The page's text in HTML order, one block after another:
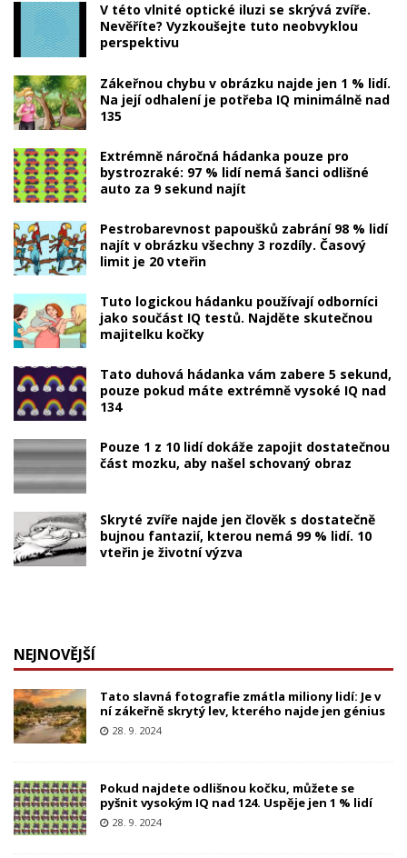
V této vlnité optické iluzi se skrývá zvíře.
Nevěříte? Vyzkoušejte tuto neobvyklou
perspektivu
Zákeřnou chybu v obrázku najde jen 1 % lidí.
Na její odhalení je potřeba IQ minimálně nad
135
Extrémně náročná hádanka pouze pro
bystrozraké: 97 % lidí nemá šanci odlišné
auto za 9 sekund najít
Pestrobarevnost papoušků zabrání 98 % lidí
najít v obrázku všechny 3 rozdíly. Časový
limit je 20 vteřin
Tuto logickou hádanku používají odborníci
jako součást IQ testů. Najděte skutečnou
majitelku kočky
Tato duhová hádanka vám zabere 5 sekund,
pouze pokud máte extrémně vysoké IQ nad
134
Pouze 1 z 10 lidí dokáže zapojit dostatečnou
část mozku, aby našel schovaný obraz
Skryté zvíře najde jen člověk s dostatečně
bujnou fantazií, kterou nemá 99 % lidí. 10
vteřin je životní výzva
NEJNOVĚJŠÍ
Tato slavná fotografie zmátla miliony lidí: Je v
ní zákeřně skrytý lev, kterého najde jen génius
28. 9. 2024
Pokud najdete odlišnou kočku, můžete se
pyšnit vysokým IQ nad 124. Uspěje jen 1 % lidí
28. 9. 2024